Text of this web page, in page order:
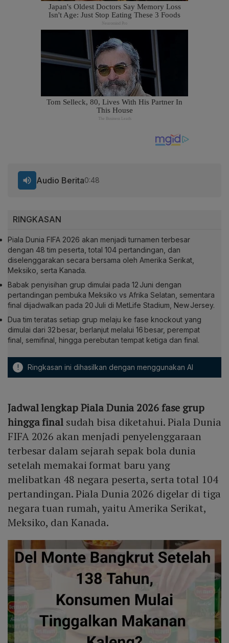
RINGKASAN
Piala Dunia FIFA 2026 akan menjadi turnamen terbesar
dengan 48 tim peserta, total 104 pertandingan, dan
diselenggarakan secara bersama oleh Amerika Serikat,
Meksiko, serta Kanada.
Babak penyisihan grup dimulai pada 12 Juni dengan
pertandingan pembuka Meksiko vs Afrika Selatan, sementara
final dijadwalkan pada 20 Juli di MetLife Stadium, New Jersey.
Dua tim teratas setiap grup melaju ke fase knockout yang
dimulai dari 32 besar, berlanjut melalui 16 besar, perempat
final, semifinal, hingga perebutan tempat ketiga dan final.
! Ringkasan ini dihasilkan dengan menggunakan AI
Audio Berita0:48
Jadwal lengkap Piala Dunia 2026 fase grup
hingga finalsudah bisa diketahui. Piala Dunia
FIFA 2026 akan menjadi penyelenggaraan
terbesar dalam sejarah sepak bola dunia
setelah memakai format baru yang
melibatkan 48 negara peserta, serta total 104
pertandingan. Piala Dunia 2026 digelar di tiga
negara tuan rumah, yaitu Amerika Serikat,
Meksiko, dan Kanada.